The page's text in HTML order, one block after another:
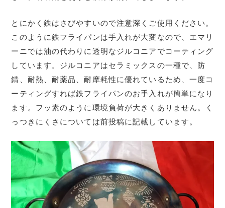
とにかく鉄はさびやすいので注意深くご使用ください。
このように鉄フライパンは手入れが大変なので、エマリ
ーニでは油の代わりに透明なジルコニアでコーティング
しています。ジルコニアはセラミックスの一種で、防
錆、耐熱、耐薬品、耐摩耗性に優れているため、一度コ
ーティングすれば鉄フライパンのお手入れが簡単になり
ます。フッ素のように環境負荷が大きくありません。く
っつきにくさについては前投稿に記載しています。